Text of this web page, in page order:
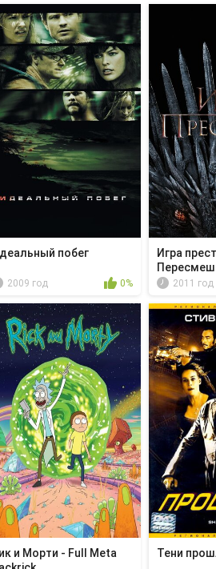
побег
2009 год 0%
Игра
2011 год
и Морти - Full Meta
Тени